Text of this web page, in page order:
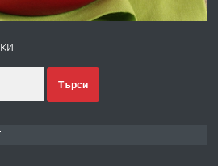
в Северна Гърция, до Кавала
Търси